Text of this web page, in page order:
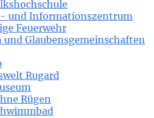
und Informationszentrum
Feuerwehr
und Glaubensgemeinschaften
Rugard
Rügen